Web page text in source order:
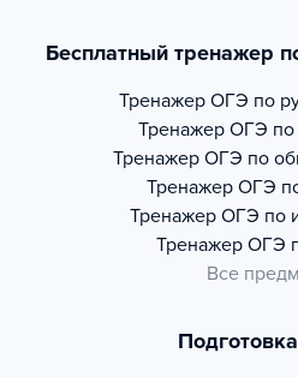
Бесплатный тренажер
Тренажер ОГЭ по
Тренажер ОГЭ по
Тренажер ОГЭ по
Тренажер ОГЭ
Тренажер ОГЭ по
Тренажер ОГЭ
Все